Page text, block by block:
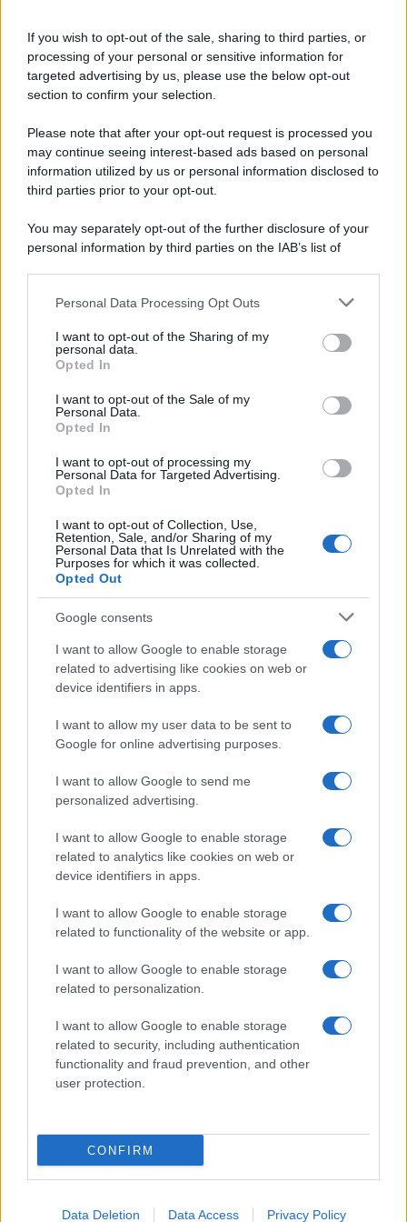
If you wish to opt-out of the sale, sharing to third parties, or
processing of your personal or sensitive information for
targeted advertising by us, please use the below opt-out
section to confirm your selection.
Please note that after your opt-out request is processed you
may continue seeing interest-based ads based on personal
information utilized by us or personal information disclosed to
third parties prior to your opt-out.
You may separately opt-out of the further disclosure of your
personal information by third parties on the IAB’s list of
This information may also be disclosed by us to third parties
disclose it to other third parties.
Please note that this website/app uses one or more Google
services and may gather and store information including but
not limited to your visit or usage behaviour. You may click to
grant or deny consent to Google and its third-party tags to
consent section.
Personal Data Processing Opt Outs
I want to opt-out of the Sharing of my
personal data.
Opted In
I want to opt-out of the Sale of my
Personal Data.
Opted In
I want to opt-out of processing my
Personal Data for Targeted Advertising.
Opted In
I want to opt-out of Collection, Use,
Retention, Sale, and/or Sharing of my
Personal Data that Is Unrelated with the
Purposes for which it was collected.
Opted Out
Google consents
I want to allow Google to enable storage
related to advertising like cookies on web or
device identifiers in apps.
I want to allow my user data to be sent to
Google for online advertising purposes.
I want to allow Google to send me
personalized advertising.
I want to allow Google to enable storage
related to analytics like cookies on web or
device identifiers in apps.
I want to allow Google to enable storage
related to functionality of the website or app.
I want to allow Google to enable storage
related to personalization.
I want to allow Google to enable storage
related to security, including authentication
functionality and fraud prevention, and other
user protection.
CONFIRM
Data Deletion Data Access Privacy Policy
Kimi Antonelli avvistato con una nuova
ragazza, cosa sappiamo
Seguici su Google News
TRIBUNALE DI NOCERA INFERIORE N. 6/2020 - RG N. 1338/2020
ISCRIZIONE AL ROC N. 35792 – ISCRITTA ALL’ANSO (ASSOCIAZIONE
NAZIONALE STAMPA ONLINE)
Privacy e Notifiche